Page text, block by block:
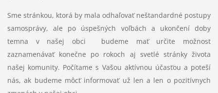
Sme stránkou, ktorá by mala odhaľovať neštandardné postupy
samosprávy, ale po úspešných voľbách a ukončení doby
temna v našej obci budeme mať určite možnosť
zaznamenávať konečne po rokoch aj svetlé stránky života
našej komunity. Počítame s Vašou aktívnou účasťou a poteší
nás, ak budeme môcť informovať už len a len o pozitívnych